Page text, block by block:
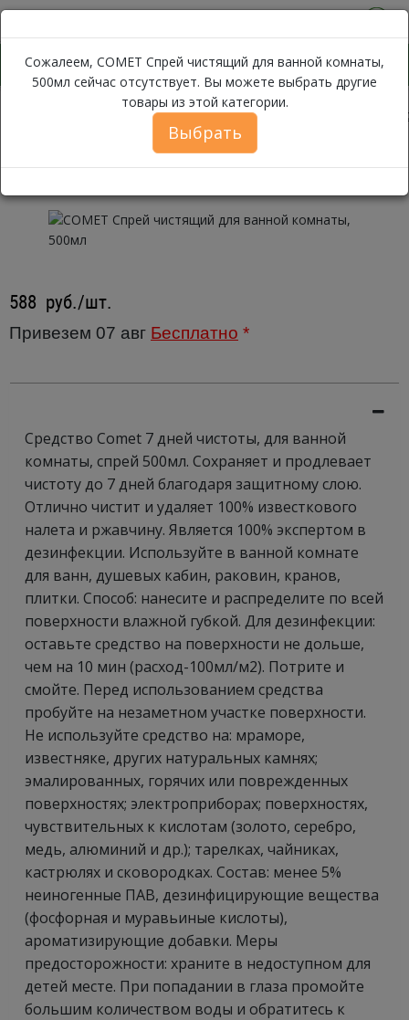
Для дома Бытовая химия Чистящие и моющие
Сожалеем, СOMET Спрей чистящий для ванной комнаты,
500мл сейчас отсутствует. Вы можете выбрать другие
товары из этой категории.
Выбрать
СOMET Спрей чистящий для
ванной комнаты, 500мл
588 руб./шт.
Привезем 07 авг Бесплатно *
Средство Comet 7 дней чистоты, для ванной
комнаты, спрей 500мл. Сохраняет и продлевает
чистоту до 7 дней благодаря защитному слою.
Отлично чистит и удаляет 100% известкового
налета и ржавчину. Является 100% экспертом в
дезинфекции. Используйте в ванной комнате
для ванн, душевых кабин, раковин, кранов,
плитки. Способ: нанесите и распределите по всей
поверхности влажной губкой. Для дезинфекции:
оставьте средство на поверхности не дольше,
чем на 10 мин (расход-100мл/м2). Потрите и
смойте. Перед использованием средства
пробуйте на незаметном участке поверхности.
Не используйте средство на: мраморе,
известняке, других натуральных камнях;
эмалированных, горячих или поврежденных
поверхностях; электроприборах; поверхностях,
чувствительных к кислотам (золото, серебро,
медь, алюминий и др.); тарелках, чайниках,
кастрюлях и сковородках. Состав: менее 5%
неиногенные ПАВ, дезинфицирующие вещества
(фосфорная и муравьиные кислоты),
ароматизирующие добавки. Меры
предосторожности: храните в недоступном для
детей месте. При попадании в глаза промойте
большим количеством воды и обратитесь к